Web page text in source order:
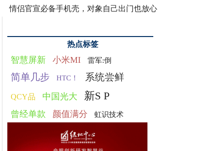
情侣官宣必备手机壳，对象自己出门也放心
热点标签
智慧屏新 小米MI 雷军:倒
简单几步 HTC！ 系统尝鲜
QCY品 中国光大 新S P
曾经单款 颜值满分 虹识技术